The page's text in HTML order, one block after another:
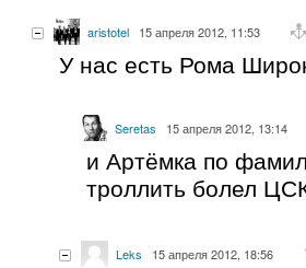
aristotel 15 апреля 2012, 11:53
У нас есть Рома
Seretas 15 апреля 2012, 13:14
и Артёмка по
троллить болел
Leks 15 апреля 2012, 18:56